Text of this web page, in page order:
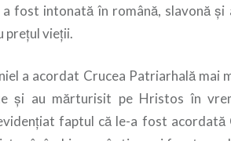
fost intonată în română, slavonă şi
preţul vieţii.
a acordat Crucea Patriarhală mai
şi au mărturisit pe Hristos în
faptul că le-a fost acordată